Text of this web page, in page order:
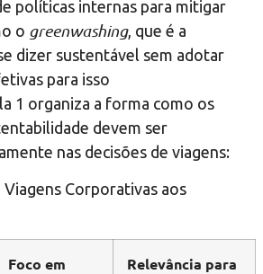
políticas internas para mitigar
o greenwashing, que é a
dizer sustentável sem adotar
para isso
1 organiza a forma como os
devem ser
nas decisões de viagens:
Corporativas aos
Foco em
Relevância para